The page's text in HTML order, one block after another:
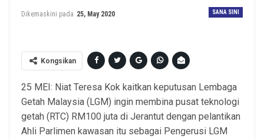
SANA SINI
Dikemaskini pada 25, May 2020
Kongsikan
25 MEI: Niat Teresa Kok kaitkan keputusan Lembaga
Getah Malaysia (LGM) ingin membina pusat teknologi
getah (RTC) RM100 juta di Jerantut dengan pelantikan
Ahli Parlimen kawasan itu sebagai Pengerusi LGM